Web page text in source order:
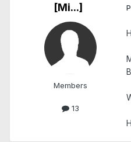
[Mi...]
Members
13